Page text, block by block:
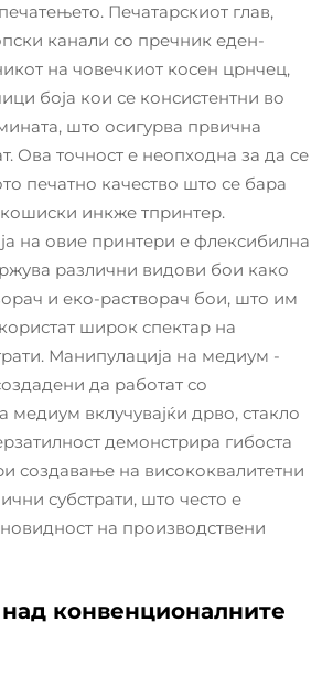
Печатарскиот глав,
канали со пречник еден-
на човечкиот косен црнчец,
боја кои се консистентни во
што осигурва првична
Ова точност е неопходна за да се
печатно качество што се бара
инкже тпринтер.
на овие принтери е флексибилна
различни видови бои како
и еко-растворач бои, што им
широк спектар на
Манипулација на медиум -
да работат со
медиум вклучувајќи дрво, стакло
демонстрира гибоста
создавање на висококвалитетни
субстрати, што често е
на производствени
конвенционалните